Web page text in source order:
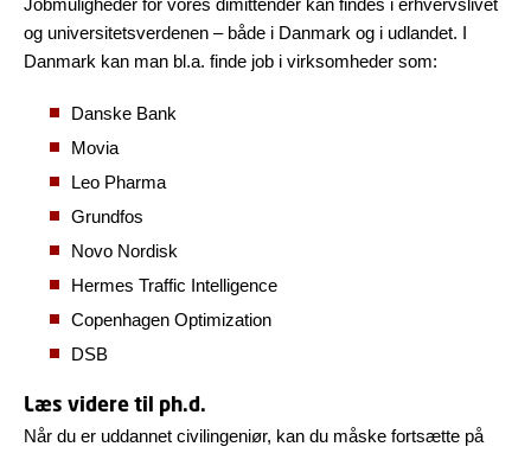
Jobmuligheder for vores dimittender kan findes i erhvervslivet
og universitetsverdenen – både i Danmark og i udlandet. I
Danmark kan man bl.a. finde job i virksomheder som:
Danske Bank
Movia
Leo Pharma
Grundfos
Novo Nordisk
Hermes Traffic Intelligence
Copenhagen Optimization
DSB
Læs videre til ph.d.
Når du er uddannet civilingeniør, kan du måske fortsætte på